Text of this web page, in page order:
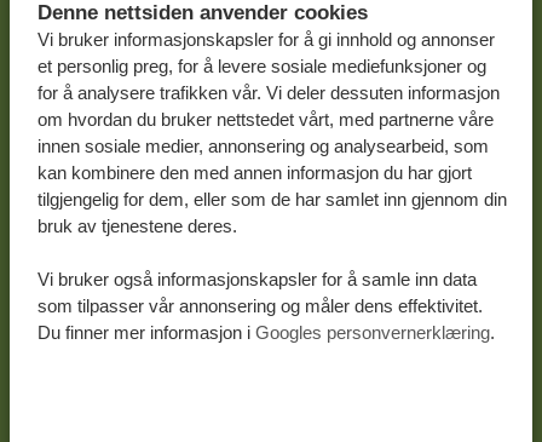
Denne nettsiden anvender cookies
Vi bruker informasjonskapsler for å gi innhold og annonser
et personlig preg, for å levere sosiale mediefunksjoner og
for å analysere trafikken vår. Vi deler dessuten informasjon
om hvordan du bruker nettstedet vårt, med partnerne våre
innen sosiale medier, annonsering og analysearbeid, som
kan kombinere den med annen informasjon du har gjort
tilgjengelig for dem, eller som de har samlet inn gjennom din
bruk av tjenestene deres.
Vi bruker også informasjonskapsler for å samle inn data
som tilpasser vår annonsering og måler dens effektivitet.
Du finner mer informasjon i Googles personvernerklæring.
BESTE FRA TO VERDENER: DYRELIV OG
TROPISKE STRENDER
Møter med de fem store
Fantastiske strender på Zanzibar
LES MER OM DETTE